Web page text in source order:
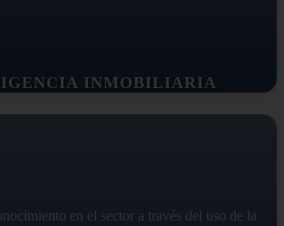
INMOBILIARIA
en el sector a través del uso de la